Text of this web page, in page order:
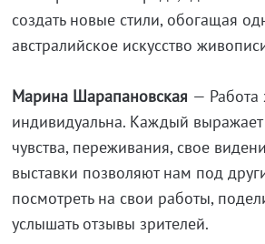
создать новые стили, обогащая
австралийское искусство
Марина Шарапановская — Работа
индивидуальна. Каждый выражает
чувства, переживания, свое
выставки позволяют нам под
посмотреть на свои работы,
услышать отзывы зрителей.